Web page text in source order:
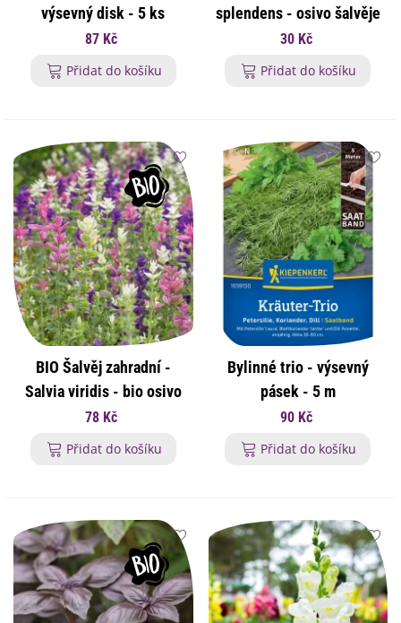
výsevný disk - 5 ks
87 Kč
Přidat do košíku
splendens - osivo šalvěje
- 40 ks
30 Kč
Přidat do košíku
BIO Šalvěj zahradní -
Salvia viridis - bio osivo
šalvěje - 30 ks
78 Kč
Přidat do košíku
Bylinné trio - výsevný
pásek - 5 m
90 Kč
Přidat do košíku